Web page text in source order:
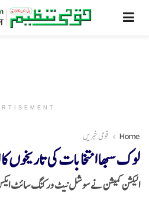
Home قومی خبریں
لوک سبھا انتخابات کی تاریخوں
الیکشن کمیشن نے سوشل نیٹ ورکنگ سائٹ